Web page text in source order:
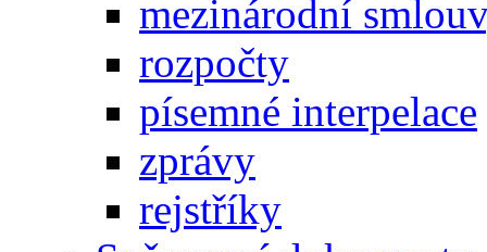
mezinárodní
rozpočty
písemné interpelace
zprávy
rejstříky